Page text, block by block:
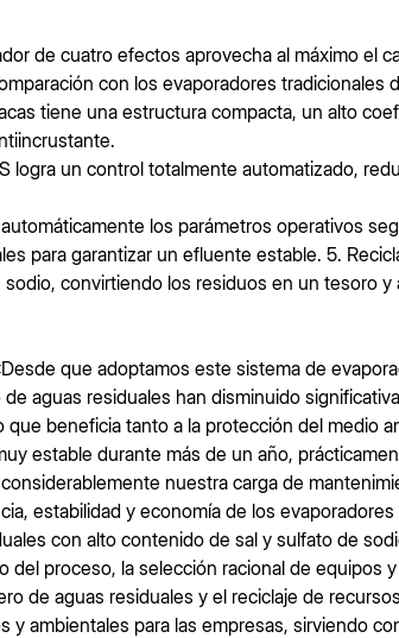
de cuatro efectos aprovecha al máximo el
con los evaporadores tradicionales
tiene una estructura compacta, un alto
logra un control totalmente automatizado,
los parámetros operativos
para garantizar un efluente estable. 5.
convirtiendo los residuos en un tesoro y
que adoptamos este sistema de
aguas residuales han disminuido
beneficia tanto a la protección del medio
estable durante más de un año,
nuestra carga de
estabilidad y economía de los
con alto contenido de sal y sulfato de
del proceso, la selección racional de equipos
de aguas residuales y el reciclaje de
ambientales para las empresas, sirviendo